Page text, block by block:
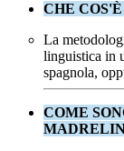
CHE
La
linguistica in
spagnola,
COME